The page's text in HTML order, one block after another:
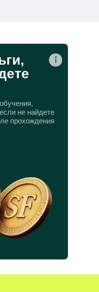
не найдете
прохождения